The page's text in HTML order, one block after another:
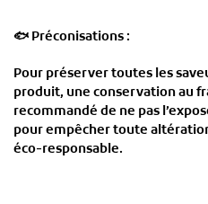
🐟 Préconisations :
Pour préserver toutes les
produit, une conservation au
recommandé de ne pas
pour empêcher toute
éco-responsable.